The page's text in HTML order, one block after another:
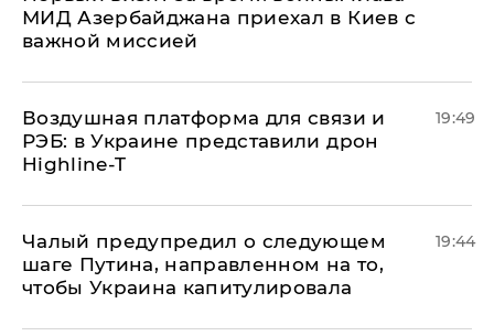
МИД Азербайджана приехал в Киев с
важной миссией
Воздушная платформа для связи и
РЭБ: в Украине представили дрон
Highline-T
19:49
Чалый предупредил о следующем
шаге Путина, направленном на то,
чтобы Украина капитулировала
19:44